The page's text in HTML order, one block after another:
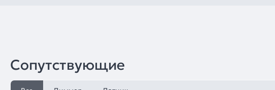
Сопутствующие